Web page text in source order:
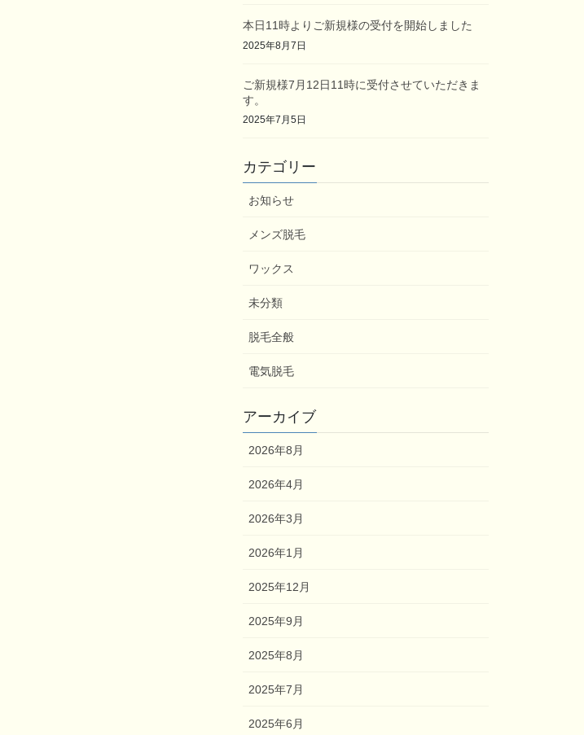
本日11時よりご新規様の受付を開始しました
2025年8月7日
ご新規様7月12日11時に受付させていただきま
す。
2025年7月5日
カテゴリー
お知らせ
メンズ脱毛
ワックス
未分類
脱毛全般
電気脱毛
アーカイブ
2026年8月
2026年4月
2026年3月
2026年1月
2025年12月
2025年9月
2025年8月
2025年7月
2025年6月